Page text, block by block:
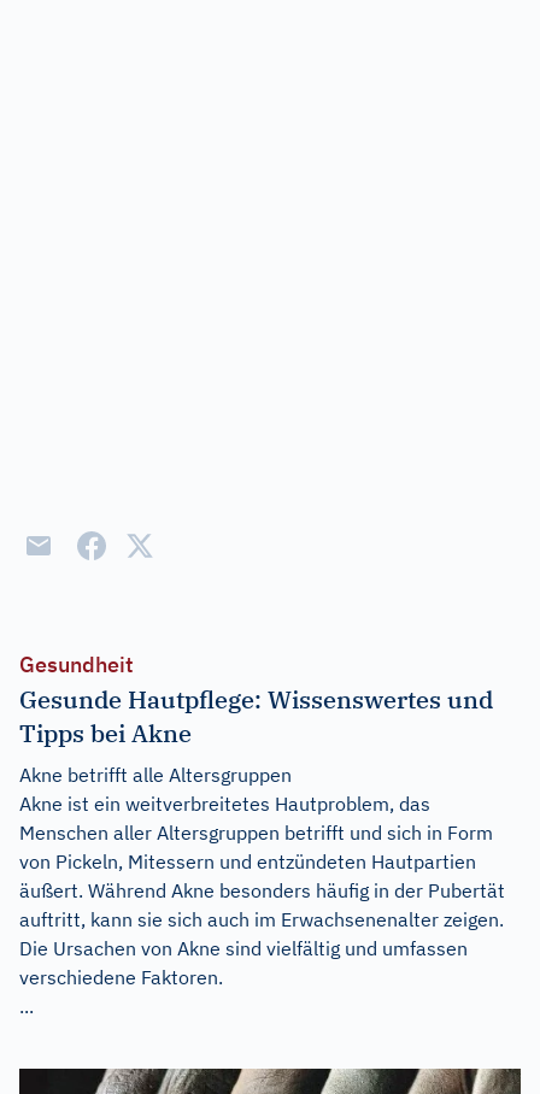
Gesundheit
Gesunde Hautpflege: Wissenswertes und
Tipps bei Akne
Akne betrifft alle Altersgruppen
Akne ist ein weitverbreitetes Hautproblem, das
Menschen aller Altersgruppen betrifft und sich in Form
von Pickeln, Mitessern und entzündeten Hautpartien
äußert. Während Akne besonders häufig in der Pubertät
auftritt, kann sie sich auch im Erwachsenenalter zeigen.
Die Ursachen von Akne sind vielfältig und umfassen
verschiedene Faktoren.
...